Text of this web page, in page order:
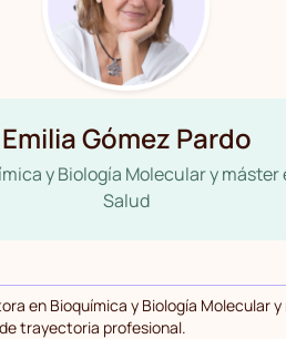
Emilia Gómez Pardo
y Biología Molecular y
Salud
en Bioquímica y Biología Molecular
trayectoria profesional.